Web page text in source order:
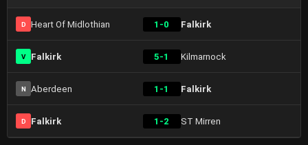
D Heart Of Midlothian 1-0 Falkirk
V Falkirk 5-1 Kilmarnock
N Aberdeen 1-1 Falkirk
D Falkirk 1-2 ST Mirren